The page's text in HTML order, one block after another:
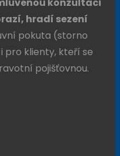
konzultací
hradí sezení
pokuta (storno
pro klienty, kteří se
pojišťovnou.